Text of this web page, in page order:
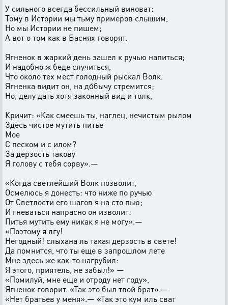
У сильного всегда бессильный виноват:
Тому в Истории мы тьму примеров слышим,
Но мы Истории не пишем;
А вот о том как в Баснях говорят.
Ягненок в жаркий день зашел к ручью напиться;
И надобно ж беде случиться,
Что около тех мест голодный рыскал Волк.
Ягненка видит он, на до́бычу стремится;
Но, делу дать хотя законный вид и толк,
Кричит: «Как смеешь ты, наглец, нечистым рылом
Здесь чистое мутить питье
Мое
С песком и с илом?
За дерзость такову
Я голову с тебя сорву».—
«Когда светлейший Волк позволит,
Осмелюсь я донесть: что ниже по ручью
От Светлости его шагов я на сто пью;
И гневаться напрасно он изволит:
Питья мутить ему никак я не могу».—
«Поэтому я лгу!
Негодный! слыхана ль такая дерзость в свете!
Да помнится, что ты еще в запрошлом лете
Мне здесь же как-то нагрубил:
Я этого, приятель, не забыл!» —
«Помилуй, мне еще и отроду нет году»,
Ягненок говорит. «Так это был твой брат».—
«Нет братьев у меня».— «Так это кум иль сват